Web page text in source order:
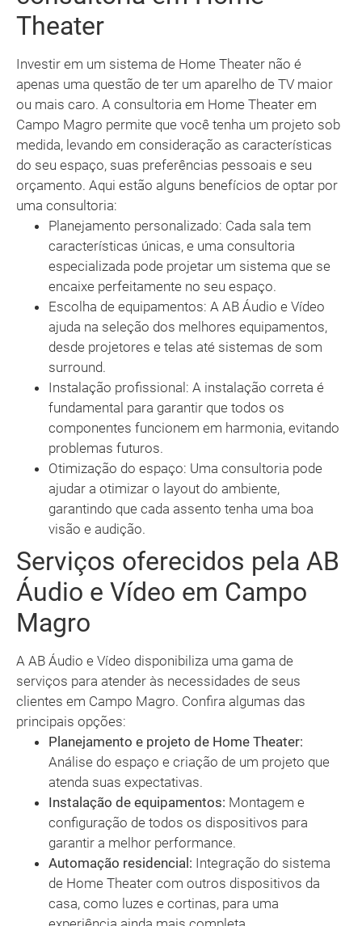
Theater
Investir em um sistema de Home Theater não é
apenas uma questão de ter um aparelho de TV maior
ou mais caro. A consultoria em Home Theater em
Campo Magro permite que você tenha um projeto sob
medida, levando em consideração as características
do seu espaço, suas preferências pessoais e seu
orçamento. Aqui estão alguns benefícios de optar por
uma consultoria:
Planejamento personalizado: Cada sala tem
características únicas, e uma consultoria
especializada pode projetar um sistema que se
encaixe perfeitamente no seu espaço.
Escolha de equipamentos: A AB Áudio e Vídeo
ajuda na seleção dos melhores equipamentos,
desde projetores e telas até sistemas de som
surround.
Instalação profissional: A instalação correta é
fundamental para garantir que todos os
componentes funcionem em harmonia, evitando
problemas futuros.
Otimização do espaço: Uma consultoria pode
ajudar a otimizar o layout do ambiente,
garantindo que cada assento tenha uma boa
visão e audição.
Serviços oferecidos pela AB
Áudio e Vídeo em Campo
Magro
A AB Áudio e Vídeo disponibiliza uma gama de
serviços para atender às necessidades de seus
clientes em Campo Magro. Confira algumas das
principais opções:
Planejamento e projeto de Home Theater:
Análise do espaço e criação de um projeto que
atenda suas expectativas.
Instalação de equipamentos: Montagem e
configuração de todos os dispositivos para
garantir a melhor performance.
Automação residencial: Integração do sistema
de Home Theater com outros dispositivos da
casa, como luzes e cortinas, para uma